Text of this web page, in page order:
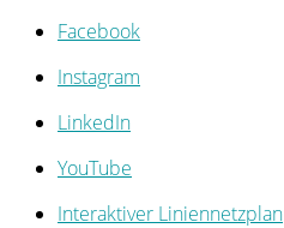
Facebook
Instagram
LinkedIn
YouTube
Interaktiver Liniennetzplan